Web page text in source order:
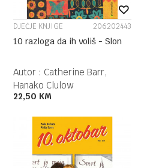
DJEČJE KNJIGE 206202443
10 razloga da ih voliš - Slon
Autor : Catherine Barr,
Hanako Clulow
22,50 KM